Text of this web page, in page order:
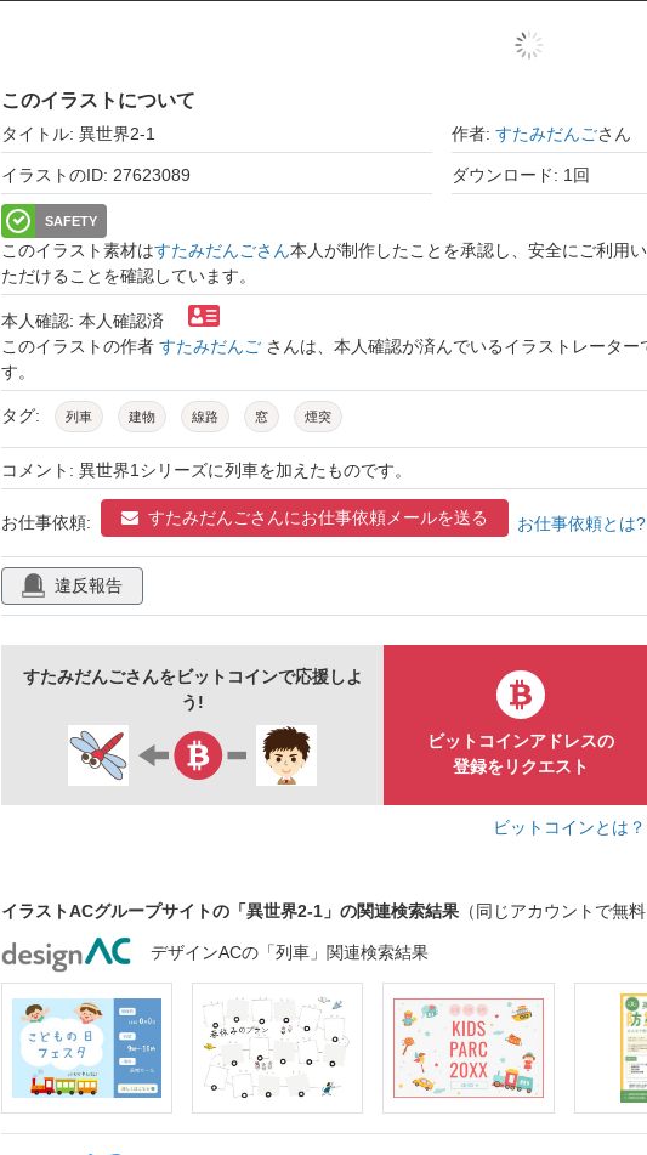
このイラストについて
タイトル: 異世界2-1 作者: すたみだんごさん
イラストのID: 27623089 ダウンロード: 1回
SAFETY
このイラスト素材はすたみだんごさん本人が制作したことを承認し、安全にご利用い
ただけることを確認しています。
本人確認: 本人確認済
このイラストの作者 すたみだんご さんは、本人確認が済んでいるイラストレーター
す。
タグ: 列車 建物 線路 窓 煙突
コメント: 異世界1シリーズに列車を加えたものです。
お仕事依頼: すたみだんごさんにお仕事依頼メールを送る お仕事依頼とは
違反報告
すたみだんごさんをビットコインで応援しよ
う!
ビットコインアドレスの
登録をリクエスト
ビットコインとは
イラストACグループサイトの「異世界2-1」の関連検索結果 （同じアカウントで無
デザインACの「列車」関連検索結果